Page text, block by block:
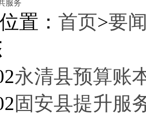
服务
置： 首页>要
永清县预算账
固安县提升服